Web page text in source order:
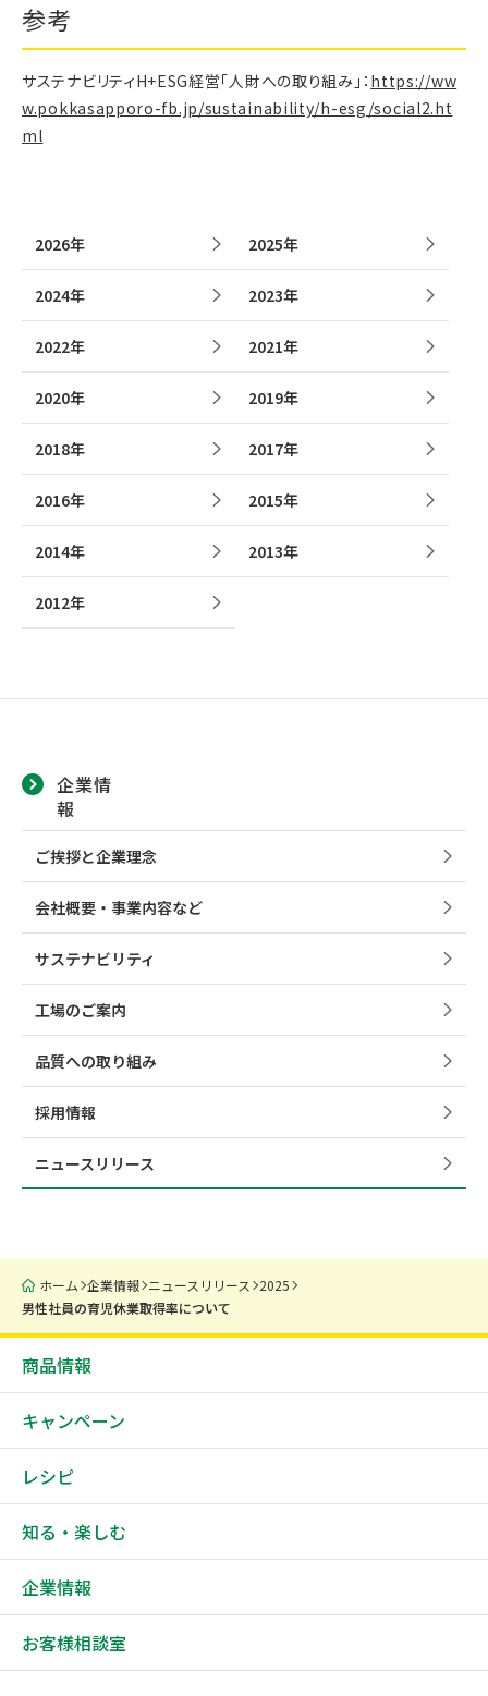
参考
サステナビリティH+ESG経営「人財への取り組み」： https://ww
w.pokkasapporo-fb.jp/sustainability/h-esg/social2.ht
ml
2026年 2025年
2024年 2023年
2022年 2021年
2020年 2019年
2018年 2017年
2016年 2015年
2014年 2013年
2012年
企業情
報
ご挨拶と企業理念
会社概要・事業内容など
サステナビリティ
工場のご案内
品質への取り組み
採用情報
ニュースリリース
ホーム 企業情報 ニュースリリース
2025
男性社員の育児休業取得率について
商品情報
キャンペーン
レシピ
知る・楽しむ
企業情報
お客様相談室